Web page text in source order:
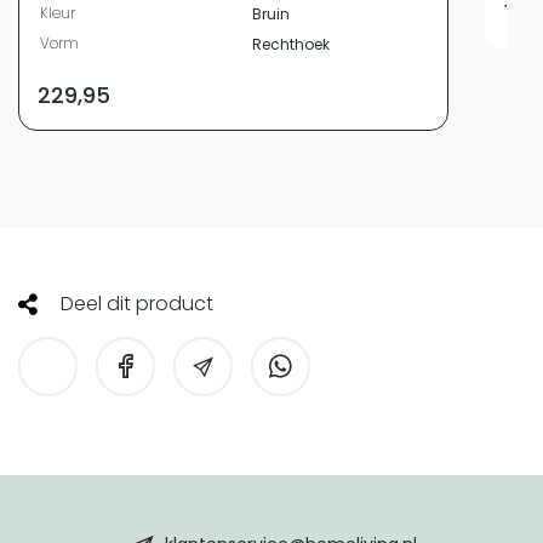
Kleur
Bruin
Vorm
Rechthoek
229,95
Deel dit product